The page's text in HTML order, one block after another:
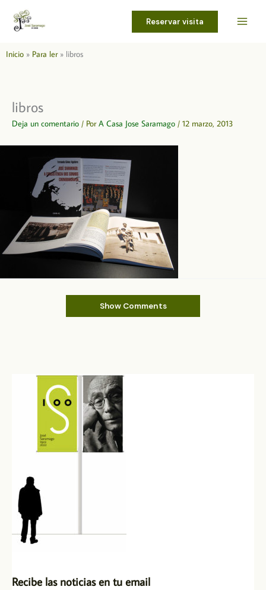
contenido
Reservar visita
Inicio Para ler libros
libros
Deja un comentario / PorA Casa Jose Saramago / 12 marzo, 2013
Show Comments
Recibe las noticias en tu email